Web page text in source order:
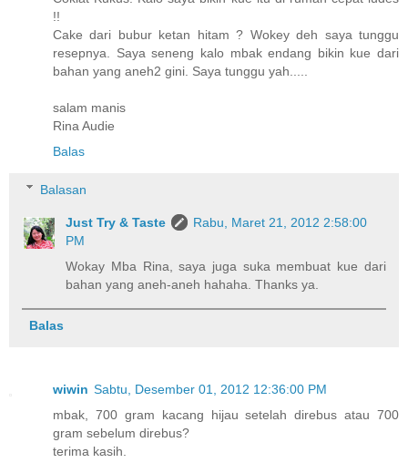
!!
Cake dari bubur ketan hitam ? Wokey deh saya tunggu
resepnya. Saya seneng kalo mbak endang bikin kue dari
bahan yang aneh2 gini. Saya tunggu yah.....
salam manis
Rina Audie
Balas
Balasan
Just Try & Taste
Rabu, Maret 21, 2012 2:58:00
PM
Wokay Mba Rina, saya juga suka membuat kue dari
bahan yang aneh-aneh hahaha. Thanks ya.
Balas
wiwin Sabtu, Desember 01, 2012 12:36:00 PM
mbak, 700 gram kacang hijau setelah direbus atau 700
gram sebelum direbus?
terima kasih.